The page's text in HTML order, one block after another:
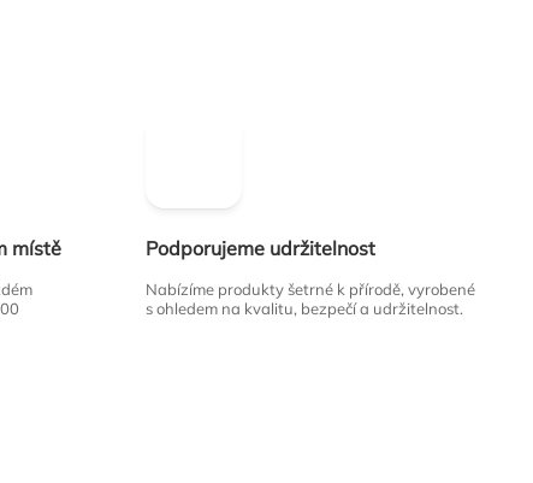
místě Podporujeme udržitelnost
Nabízíme produkty šetrné k přírodě, vyrobené
s ohledem na kvalitu, bezpečí a udržitelnost.